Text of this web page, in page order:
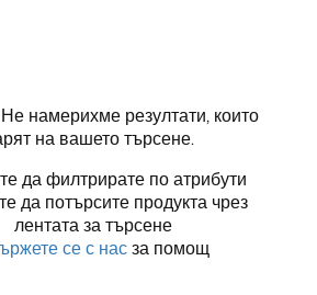
намерихме резултати, които
на вашето търсене.
да филтрирате по атрибути
да потърсите продукта чрез
лентата за търсене
се с насза помощ